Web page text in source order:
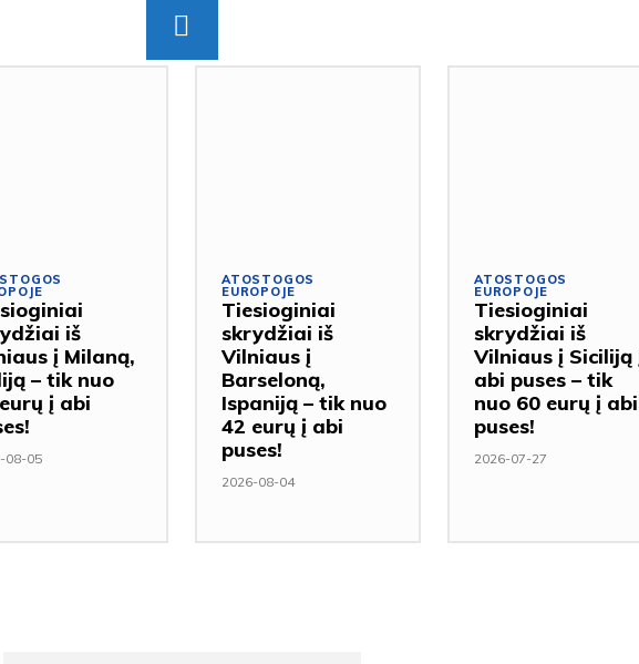
iš
į Milaną,
– tik nuo
į abi
08-05
ATOSTOGOS
EUROPOJE
Tiesioginiai
skrydžiai iš
Vilniaus į
Barseloną,
Ispaniją – tik nuo
42 eurų į abi
puses!
2026-08-04
ATOSTOGOS
EUROPOJE
Tiesioginiai
skrydžiai iš
Vilniaus į Siciliją
abi puses – tik
nuo 60 eurų į abi
puses!
2026-07-27